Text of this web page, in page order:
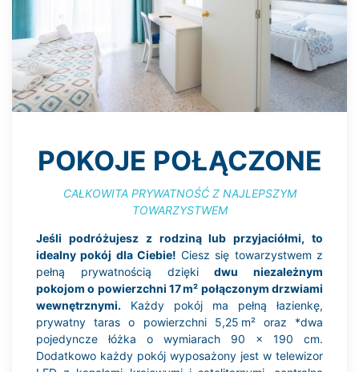
POKOJE POŁĄCZONE
CAŁKOWITA PRYWATNOŚĆ Z NAJLEPSZYM
TOWARZYSTWEM
Jeśli podróżujesz z rodziną lub przyjaciółmi, to
idealny pokój dla Ciebie! Ciesz się towarzystwem z
pełną prywatnością dziękidwu niezależnym
pokojom o powierzchni 17 m² połączonym drzwiami
wewnętrznymi. Każdy pokój ma pełną łazienkę,
prywatny taras o powierzchni 5,25 m² oraz *dwa
pojedyncze łóżka o wymiarach 90 x 190 cm.
Dodatkowo każdy pokój wyposażony jest w telewizor